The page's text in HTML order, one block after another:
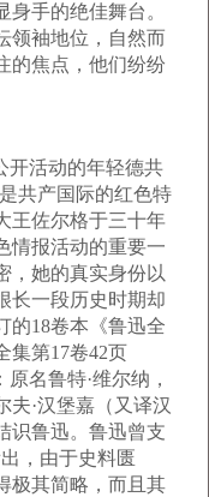
手的绝佳舞台。
领袖地位，自然而
的焦点，他们纷纷
开活动的年轻德共
共产国际的红色特
王佐尔格于三十年
情报活动的重要一
，她的真实身份以
长一段历史时期却
的18卷本《鲁迅全
集第17卷42页
名鲁特·维尔纳，
夫·汉堡嘉（又译汉
识鲁迅。鲁迅曾支
，由于史料匮
极其简略，而且其